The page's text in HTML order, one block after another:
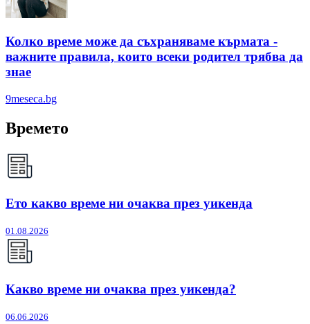
Колко време може да съхраняваме кърмата -
важните правила, които всеки родител трябва да
знае
9meseca.bg
Времето
Ето какво време ни очаква през уикенда
01.08.2026
Какво време ни очаква през уикенда?
06.06.2026